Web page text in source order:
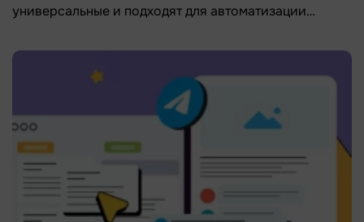
универсальные и подходят для автоматизации